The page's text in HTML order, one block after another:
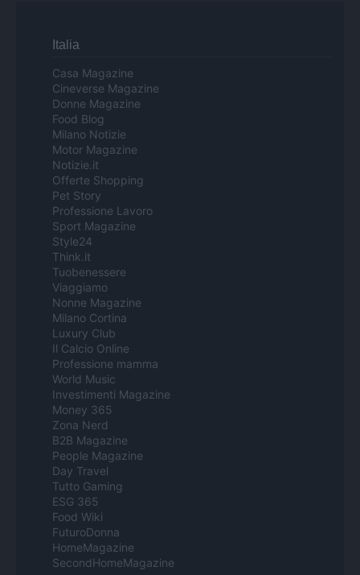
Italia
Casa Magazine
Cineverse Magazine
Donne Magazine
Food Blog
Milano Notizie
Motor Magazine
Notizie.it
Offerte Shopping
Pet Story
Professione Lavoro
Sport Magazine
Style24
Think.it
Tuobenessere
Viaggiamo
Nonne Magazine
Milano Cortina
Luxury Club
Il Calcio Online
Professione mamma
World Music
Investimenti Magazine
Money 365
Zona Nerd
B2B Magazine
People Magazine
Day Travel
Tutto Gaming
ESG 365
Food Wiki
FuturoDonna
HomeMagazine
SecondHomeMagazine